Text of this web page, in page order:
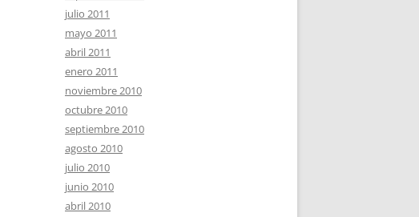
julio 2011
mayo 2011
abril 2011
enero 2011
noviembre 2010
octubre 2010
septiembre 2010
agosto 2010
julio 2010
junio 2010
abril 2010